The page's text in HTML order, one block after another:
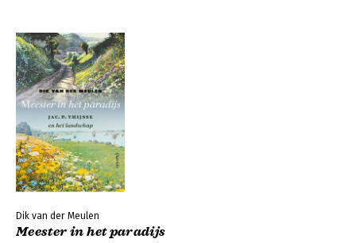
Dik van der Meulen
Meester in het paradijs